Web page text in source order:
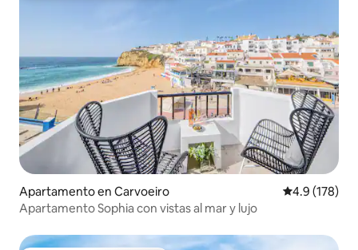
Apartamento en Carvoeiro Calificación
4.9 (178)
Apartamento Sophia con vistas al mar y lujo